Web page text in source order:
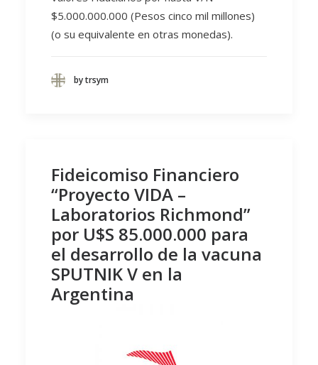
$5.000.000.000 (Pesos cinco mil millones)
(o su equivalente en otras monedas).
by trsym
Fideicomiso Financiero
“Proyecto VIDA –
Laboratorios Richmond”
por U$S 85.000.000 para
el desarrollo de la vacuna
SPUTNIK V en la
Argentina